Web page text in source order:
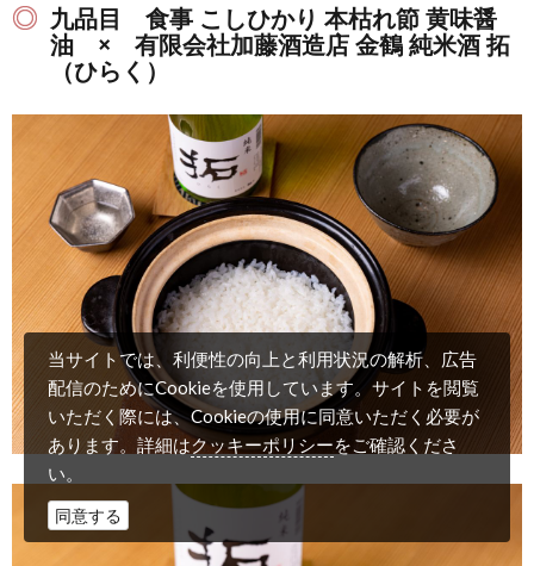
九品目 食事 こしひかり 本枯れ節 黄味醤
油 × 有限会社加藤酒造店 金鶴 純米酒 拓
（ひらく）
当サイトでは、利便性の向上と利用状況の解析、広告
配信のためにCookieを使用しています。サイトを閲覧
いただく際には、Cookieの使用に同意いただく必要が
あります。詳細はクッキーポリシーをご確認くださ
い。
同意する